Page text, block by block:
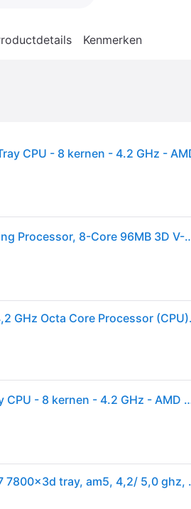
Kenmerken
AMD Ryzen 7 7800X3D Gaming Processor, 8-Core
AMD Ryzen
AMD Ryzen 7 7800X3D - Tray CPU - 8 kernen -
AMD 100-